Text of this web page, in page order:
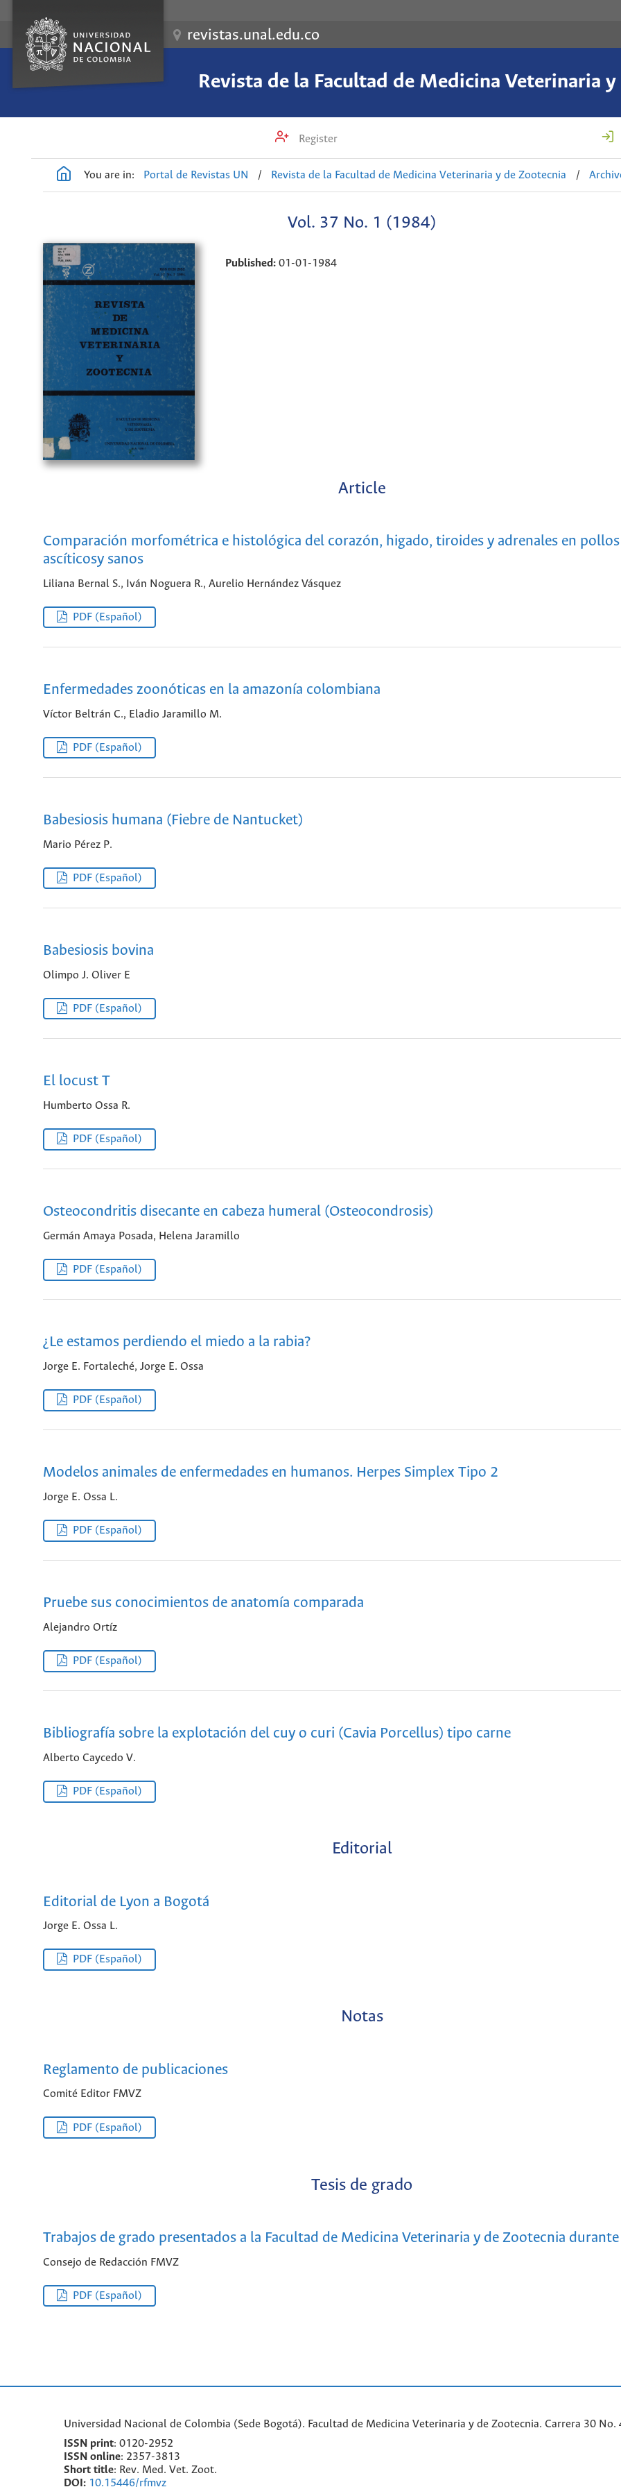
revistas.unal.edu.co
Revista de la Facultad de Medicina Veterinaria
Register
You are in: Portal de Revistas UN / Revista de la Facultad de Medicina Veterinaria y de Zootecnia /
Vol. 37 No. 1 (1984)
Published: 01-01-1984
Article
Comparación morfométrica e histológica del corazón, higado, tiroides y adrenales en pollos
ascíticosy sanos
Liliana Bernal S., Iván Noguera R., Aurelio Hernández Vásquez
PDF (Español)
Enfermedades zoonóticas en la amazonía colombiana
Víctor Beltrán C., Eladio Jaramillo M.
PDF (Español)
Babesiosis humana (Fiebre de Nantucket)
Mario Pérez P.
PDF (Español)
Babesiosis bovina
Olimpo J. Oliver E
PDF (Español)
El locust T
Humberto Ossa R.
PDF (Español)
Osteocondritis disecante en cabeza humeral (Osteocondrosis)
Germán Amaya Posada, Helena Jaramillo
PDF (Español)
¿Le estamos perdiendo el miedo a la rabia?
Jorge E. Fortaleché, Jorge E. Ossa
PDF (Español)
Modelos animales de enfermedades en humanos. Herpes Simplex Tipo 2
Jorge E. Ossa L.
PDF (Español)
Pruebe sus conocimientos de anatomía comparada
Alejandro Ortíz
PDF (Español)
Bibliografía sobre la explotación del cuy o curi (Cavia Porcellus) tipo carne
Alberto Caycedo V.
PDF (Español)
Editorial
Editorial de Lyon a Bogotá
Jorge E. Ossa L.
PDF (Español)
Notas
Reglamento de publicaciones
Comité Editor FMVZ
PDF (Español)
Tesis de grado
Trabajos de grado presentados a la Facultad de Medicina Veterinaria y de Zootecnia
Consejo de Redacción FMVZ
PDF (Español)
Universidad Nacional de Colombia (Sede Bogotá). Facultad de Medicina Veterinaria y de Zootecnia. Carrera 30
ISSN print: 0120-2952
SSN online: 2357-3813
Short title: Rev. Med. Vet. Zoot.
DOI: 10.15446/rfmvz